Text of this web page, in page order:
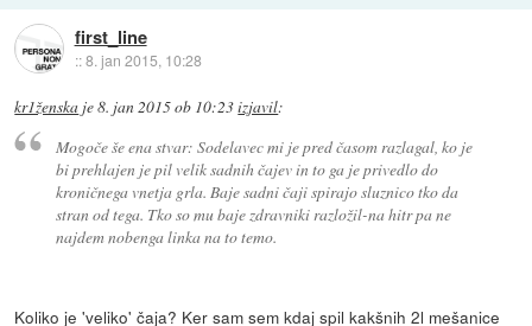
first_line
::8. jan 2015, 10:28
kr1ženska je8. jan 2015 ob 10:23izjavil:
Mogoče še ena stvar: Sodelavec mi je pred časom razlagal, ko je
bi prehlajen je pil velik sadnih čajev in to ga je privedlo do
kroničnega vnetja grla. Baje sadni čaji spirajo sluznico tko da
stran od tega. Tko so mu baje zdravniki razložil-na hitr pa ne
najdem nobenga linka na to temo.
Koliko je 'veliko' čaja? Ker sam sem kdaj spil kakšnih 2l mešanice